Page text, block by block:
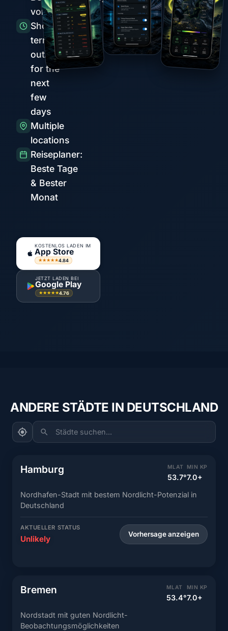
vor Spitzen
Short-
term
outlook
for the
next
few
days
Multiple
locations
Reiseplaner:
Beste Tage
& Bester
Monat
KOSTENLOS LADEN IM
App Store
★★★★★4.84
JETZT LADEN BEI
Google Play
★★★★★4.76
ANDERE STÄDTE IN DEUTSCHLAND
Städte suchen...
Hamburg MLAT
53.7°
MIN KP
7.0+
Nordhafen-Stadt mit bestem Nordlicht-Potenzial in
Deutschland
AKTUELLER STATUS
Unlikely Vorhersage anzeigen
Bremen MLAT
53.4°
MIN KP
7.0+
Nordstadt mit guten Nordlicht-
Beobachtungsmöglichkeiten